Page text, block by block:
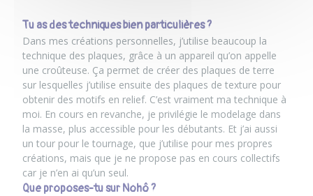
Tu as des techniques bien particulières ?
Dans mes créations personnelles, j’utilise beaucoup la
technique des plaques, grâce à un appareil qu’on appelle
une croûteuse. Ça permet de créer des plaques de terre
sur lesquelles j’utilise ensuite des plaques de texture pour
obtenir des motifs en relief. C’est vraiment ma technique à
moi. En cours en revanche, je privilégie le modelage dans
la masse, plus accessible pour les débutants. Et j’ai aussi
un tour pour le tournage, que j’utilise pour mes propres
créations, mais que je ne propose pas en cours collectifs
car je n’en ai qu’un seul.
Que proposes-tu sur Nohô ?